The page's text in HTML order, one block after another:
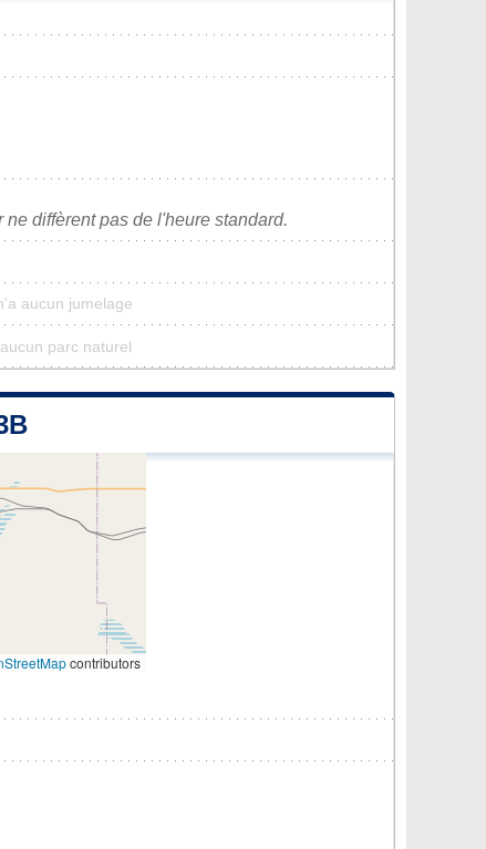
diffèrent pas de l'heure standard.
aucun jumelage
parc naturel
contributors